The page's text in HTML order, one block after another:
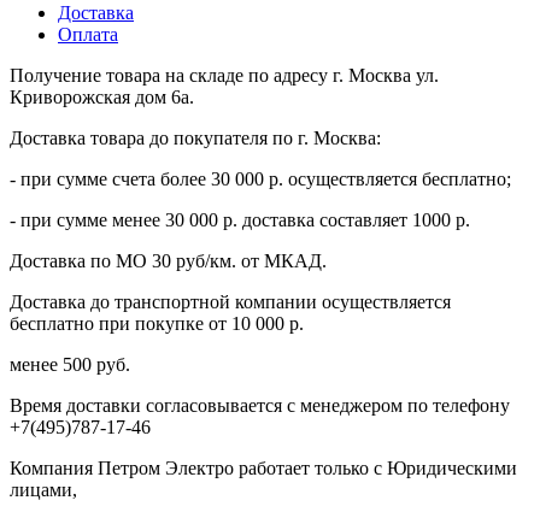
Доставка
Оплата
Получение товара на складе по адресу г. Москва ул.
Криворожская дом 6а.
Доставка товара до покупателя по г. Москва:
- при сумме счета более 30 000 р. осуществляется бесплатно;
- при сумме менее 30 000 р. доставка составляет 1000 р.
Доставка по МО 30 руб/км. от МКАД.
Доставка до транспортной компании осуществляется
бесплатно при покупке от 10 000 р.
менее 500 руб.
Время доставки согласовывается с менеджером по телефону
+7(495)787-17-46
Компания Петром Электро работает только с Юридическими
лицами,